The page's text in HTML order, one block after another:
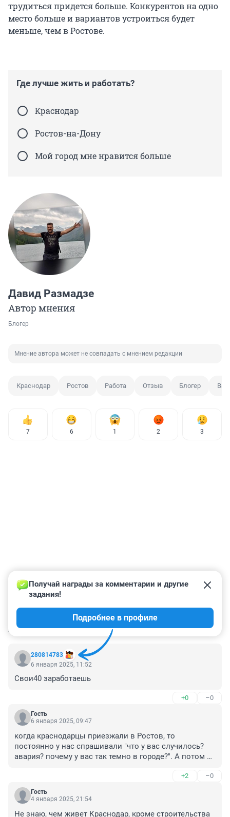
трудиться придется больше. Конкурентов на одно
место больше и вариантов устроиться будет
меньше, чем в Ростове.
Где лучше жить и работать?
Краснодар
Ростов-на-Дону
Мой город мне нравится больше
Давид Размадзе
Автор мнения
Блогер
Мнение автора может не совпадать с мнением редакции
Краснодар Ростов Работа Отзыв Блогер
7 6 1 2 3
КОММЕНТАРИИ 92
280814783
Получай награды за комментарии и другие
задания!
Подробнее в профиле
6 января 2025, 11:52
Свои40 заработаешь
+0 –0
Гость
6 января 2025, 09:47
когда краснодарцы приезжали в Ростов, то
постоянно у нас спрашивали "что у вас случилось?
авария? почему у вас так темно в городе?". А потом на
том, как им нравится динамика развития Краснодара,
работа с инвесторами и пр. Было очень стыдно
слушать такое. Но "временщикам" во власти Ростова
+2 –0
Гость
4 января 2025, 21:54
Не знаю, чем живет Краснодар, кроме строительства